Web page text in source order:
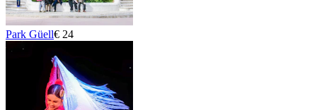
Park Güell€ 24